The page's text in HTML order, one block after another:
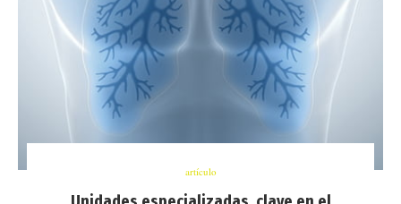
artículo